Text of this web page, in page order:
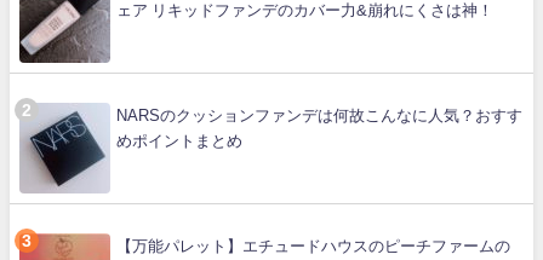
ェア リキッドファンデのカバー力&崩れにくさは神！
NARSのクッションファンデは何故こんなに人気？おすす
めポイントまとめ
【万能パレット】エチュードハウスのピーチファームの